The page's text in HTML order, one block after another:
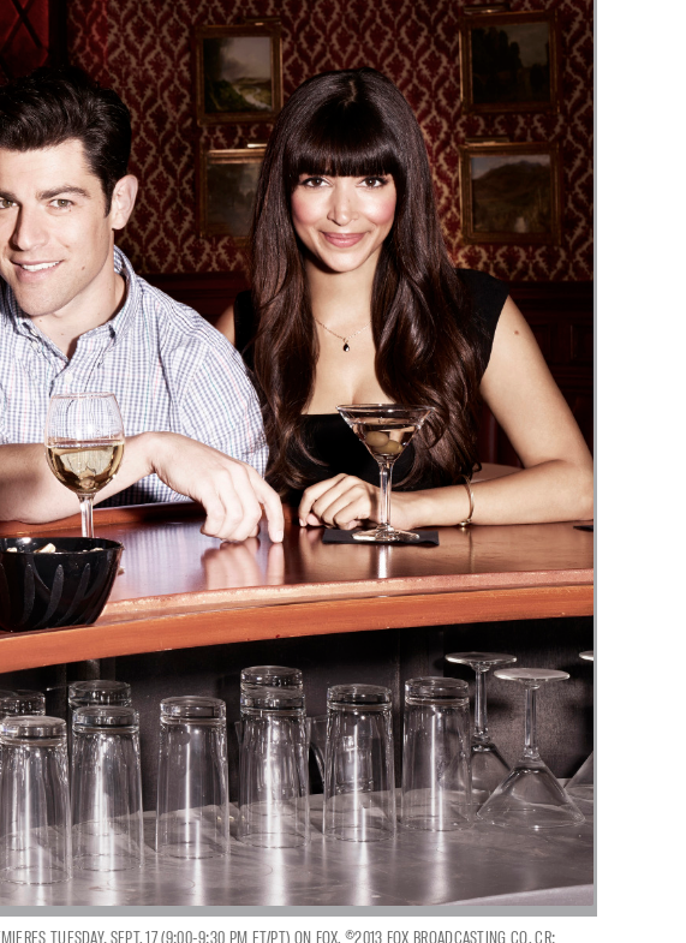
TUESDAY, SEPT. 17 (9:00-9:30 PM ET/PT) ON FOX. ©2013 FOX BROADCASTING CO. CR: